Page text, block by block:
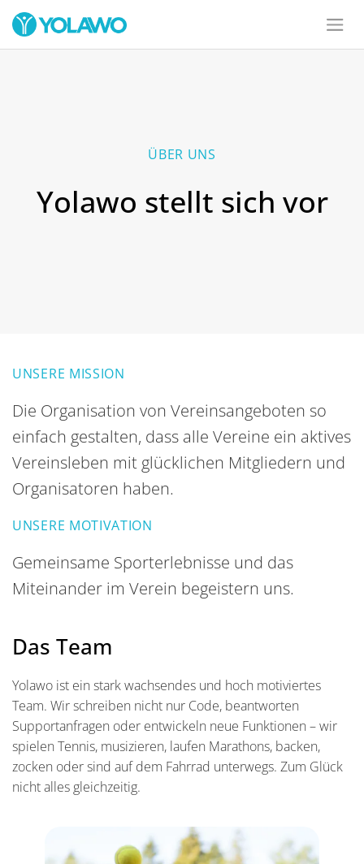
ÜBER UNS
Yolawo stellt sich vor
UNSERE MISSION
Die Organisation von Vereinsangeboten so
einfach gestalten, dass alle Vereine ein aktives
Vereinsleben mit glücklichen Mitgliedern und
Organisatoren haben.
UNSERE MOTIVATION
Gemeinsame Sporterlebnisse und das
Miteinander im Verein begeistern uns.
Das Team
Yolawo ist ein stark wachsendes und hoch motiviertes
Team. Wir schreiben nicht nur Code, beantworten
Supportanfragen oder entwickeln neue Funktionen – wir
spielen Tennis, musizieren, laufen Marathons, backen,
zocken oder sind auf dem Fahrrad unterwegs. Zum Glück
nicht alles gleichzeitig.